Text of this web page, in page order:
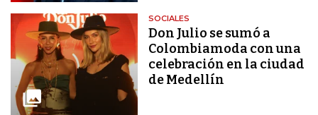
SOCIALES
Don Julio se sumó a
Colombiamoda con una
celebración en la ciudad
de Medellín